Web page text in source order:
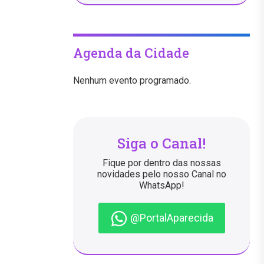
Agenda da Cidade
Nenhum evento programado.
Siga o Canal!
Fique por dentro das nossas
novidades pelo nosso Canal no
WhatsApp!
@PortalAparecida